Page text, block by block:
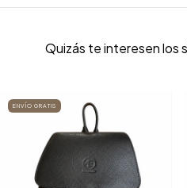
Quizás te interesen los
ENVÍO GRATIS